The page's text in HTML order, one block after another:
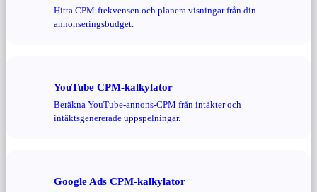
Hitta CPM-frekvensen och planera visningar från din
annonseringsbudget.
YouTube CPM-kalkylator
Beräkna YouTube-annons-CPM från intäkter och
intäktsgenererade uppspelningar.
Google Ads CPM-kalkylator